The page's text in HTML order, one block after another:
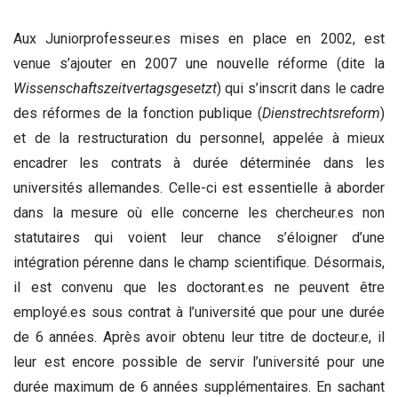
Aux Juniorprofesseur.es mises en place en 2002, est
venue s’ajouter en 2007 une nouvelle réforme (dite la
Wissenschaftszeitvertagsgesetzt) qui s’inscrit dans le cadre
des réformes de la fonction publique (Dienstrechtsreform)
et de la restructuration du personnel, appelée à mieux
encadrer les contrats à durée déterminée dans les
universités allemandes. Celle-ci est essentielle à aborder
dans la mesure où elle concerne les chercheur.es non
statutaires qui voient leur chance s’éloigner d’une
intégration pérenne dans le champ scientifique. Désormais,
il est convenu que les doctorant.es ne peuvent être
employé.es sous contrat à l’université que pour une durée
de 6 années. Après avoir obtenu leur titre de docteur.e, il
leur est encore possible de servir l’université pour une
durée maximum de 6 années supplémentaires. En sachant